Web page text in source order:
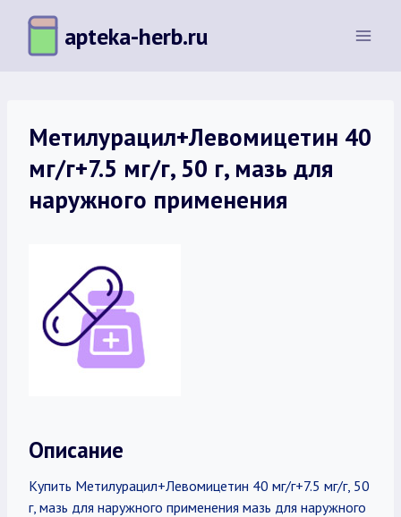
Перейти
содержимому
apteka-herb.ru
Метилурацил+Левомицетин 40
мг/г+7.5 мг/г, 50 г, мазь для
наружного применения
Описание
Купить Метилурацил+Левомицетин 40 мг/г+7.5 мг/г, 50
г, мазь для наружного применения мазь для наружного